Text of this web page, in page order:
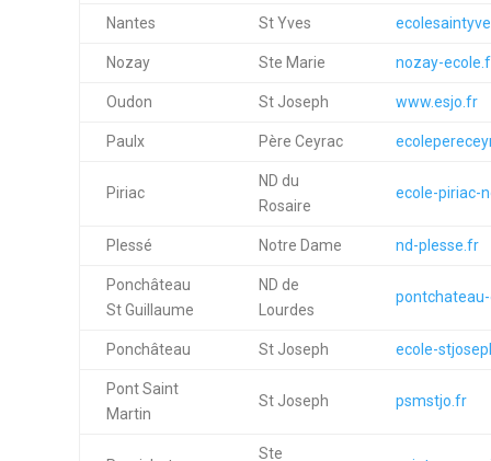
Nantes St Yves
Nozay Ste Marie nozay-
Oudon St Joseph www.esjo.fr
Paulx Père Ceyrac
Piriac
ND du
Rosaire
ecole-piriac-
Plessé Notre Dame nd-plesse.fr
Ponchâteau
St Guillaume
ND de
Lourdes
Ponchâteau St Joseph ecole-
Pont Saint
Martin
St Joseph psmstjo.fr
Ste